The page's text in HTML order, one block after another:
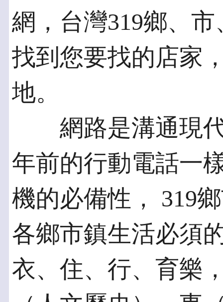
網，台灣319鄉、
找到您要找的店家
地。
網路是溝通現代
年前的行動電話一
機的必備性， 319
各鄉市鎮生活必須
衣、住、行、育樂